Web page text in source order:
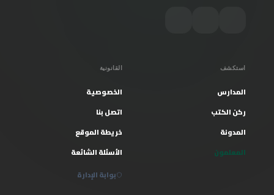
استكشف
المدارس
ركن الكتب
المدونة
المعلمون
القانونية
الخصوصية
اتصل بنا
خريطة الموقع
الأسئلة الشائعة
بوابة الإدارة